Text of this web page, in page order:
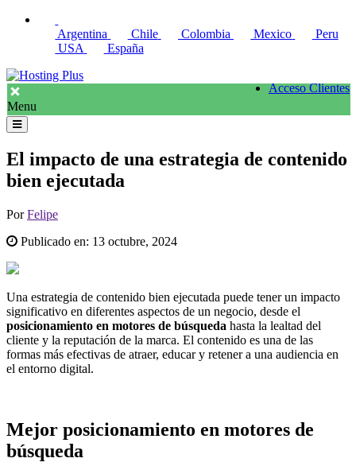
Argentina Chile Colombia Mexico
Peru
USA
España
Acceso Clientes
Menu
El impacto de una estrategia de contenido
bien ejecutada
PorFelipe
Publicado en: 13 octubre, 2024
Una estrategia de contenido bien ejecutada puede tener un impacto
significativo en diferentes aspectos de un negocio, desde el
posicionamiento en motores de búsqueda hasta la lealtad del
cliente y la reputación de la marca. El contenido es una de las
formas más efectivas de atraer, educar y retener a una audiencia en
el entorno digital.
Mejor posicionamiento en motores de
búsqueda